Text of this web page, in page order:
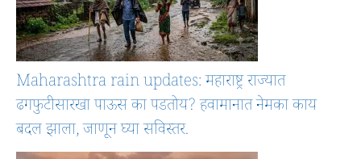
Maharashtra rain updates: महाराष्ट्र राज्यात
ढगफुटीसारखा पाऊस का पडतोय? हवामानात नेमका काय
बदल झाला, जाणून घ्या सविस्तर.